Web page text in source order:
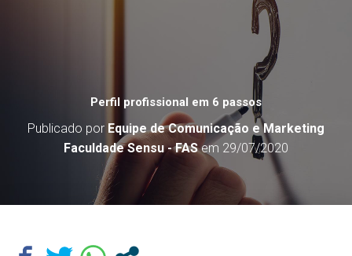
Perfil profissional em 6 passos
Publicado por Equipe de Comunicação e Marketing
Faculdade Sensu - FASem 29/07/2020